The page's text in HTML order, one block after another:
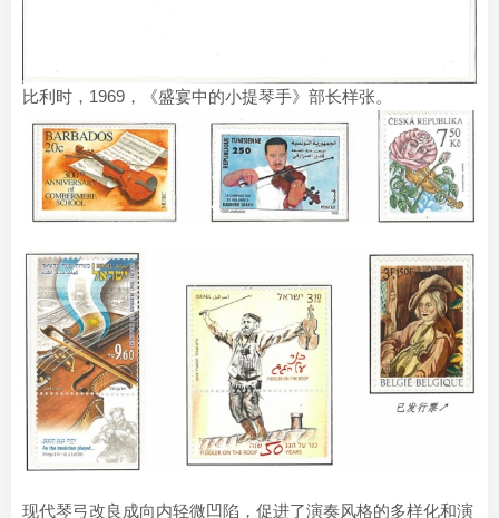
比利时，1969，《盛宴中的小提琴手》部长样张。
现代琴弓改良成向内轻微凹陷，促进了演奏风格的多样化和演